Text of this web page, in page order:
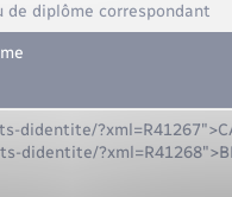
diplôme correspondant
didentite/
didentite/